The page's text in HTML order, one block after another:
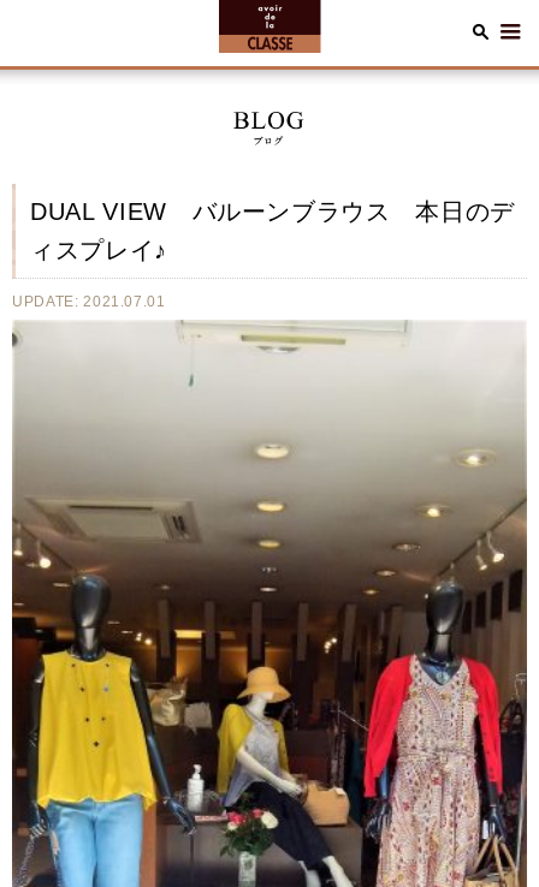
DUAL VIEW バルーンブラウス 本日のデ
ィスプレイ♪
UPDATE: 2021.07.01